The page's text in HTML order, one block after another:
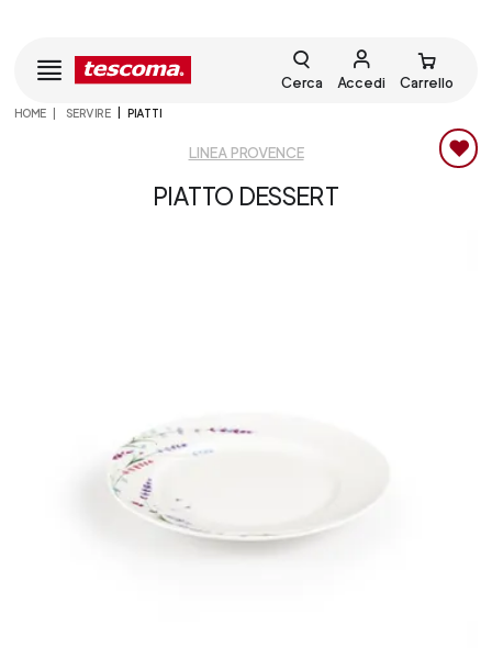
Cerca Accedi Carrello
HOME SERVIRE PIATTI
LINEA PROVENCE
PIATTO DESSERT